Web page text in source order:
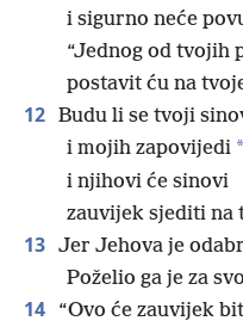
i sigurno neće
“Jednog od tvojih
postavit ću na
12 Budu li se tvoji
i mojih zapovijedi *
i njihovi će sinovi
zauvijek sjediti na
13 Jer Jehova je
Poželio ga je za
14
“Ovo će zauvijek